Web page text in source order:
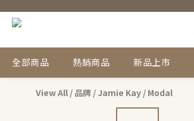
全部商品 熱銷商品 新品上市
View All / 品牌 / Jamie Kay / Modal